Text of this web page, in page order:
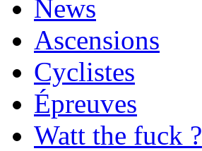
News
Ascensions
Cyclistes
Épreuves
Watt the fuck ?